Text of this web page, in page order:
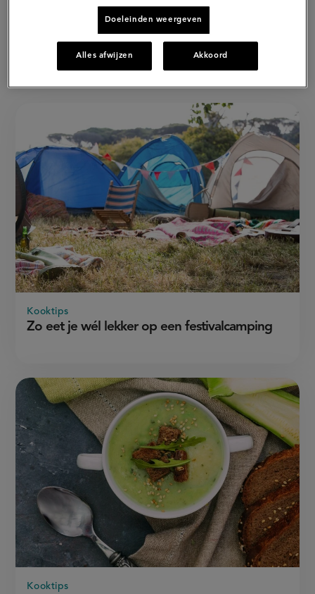
Populaire artikelen
Zo eet je wél lekker op een festivalcamping
Kooktips
Kooktips
Doeleinden weergeven
Alles afwijzen Akkoord